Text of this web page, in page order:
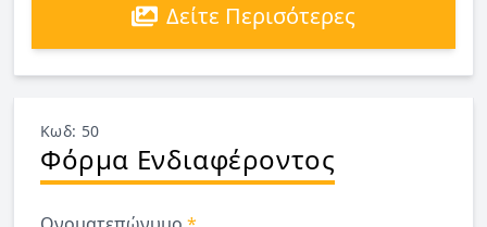
Δείτε Περισότερες
Κωδ: 50
Φόρμα Ενδιαφέροντος